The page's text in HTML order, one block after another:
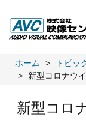
ホーム トピッ
新型コロナウ
新型コロ